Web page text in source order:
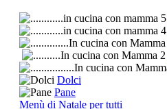
Dolci
Pane
Menù di Natale per tutti